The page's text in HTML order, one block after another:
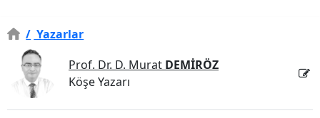
/ Yazarlar
Prof. Dr. D. Murat DEMİRÖZ
Köşe Yazarı